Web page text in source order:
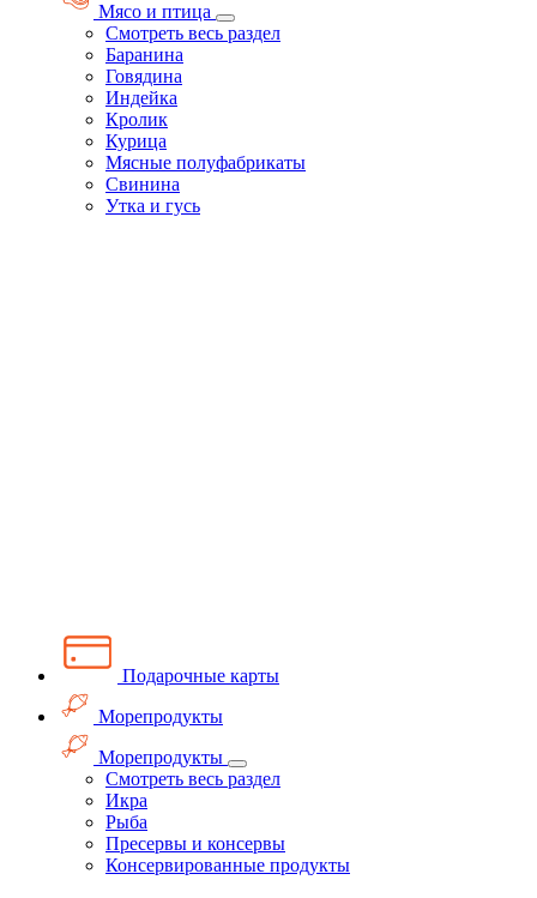
Мясо и птица
Смотреть весь раздел
Баранина
Говядина
Индейка
Кролик
Курица
Мясные полуфабрикаты
Свинина
Утка и гусь
Подарочные карты
Морепродукты
Морепродукты
Смотреть весь раздел
Икра
Рыба
Пресервы и консервы
Консервированные продукты